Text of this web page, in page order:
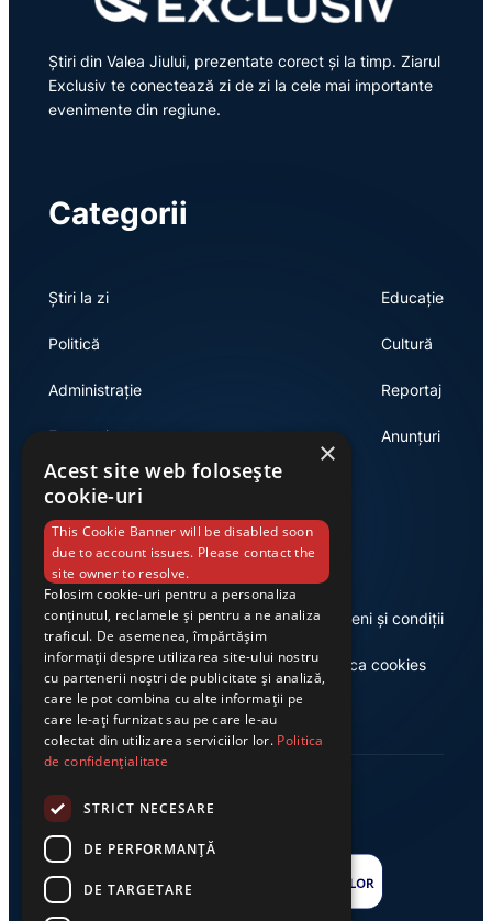
Știri din Valea Jiului, prezentate corect și la timp. Ziarul
Exclusiv te conectează zi de zi la cele mai importante
evenimente din regiune.
Categorii
Știri la zi
Politică
Administrație
Economie
Educație
Cultură
Reportaj
Anunțuri
Link-uri utile
Despre noi
Casa de editură Exclusiv
Termeni și condiții
Politica cookies
×
Acest site web folosește
cookie-uri
This Cookie Banner will be disabled soon
due to account issues. Please contact the
site owner to resolve.
Folosim cookie-uri pentru a personaliza
conținutul, reclamele și pentru a ne analiza
traficul. De asemenea, împărtășim
informații despre utilizarea site-ului nostru
cu partenerii noștri de publicitate și analiză,
care le pot combina cu alte informații pe
care le-ați furnizat sau pe care le-au
colectat din utilizarea serviciilor lor. Politica
de confidențialitate
STRICT NECESARE
DE PERFORMANȚĂ
DE TARGETARE